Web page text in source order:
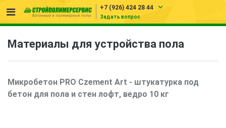
+7 (926) 424 28 44
Задать вопрос
Материалы для устройства пола
Микробетон PRO Czement Art - штукатурка под
бетон для пола и стен лофт, ведро 10 кг